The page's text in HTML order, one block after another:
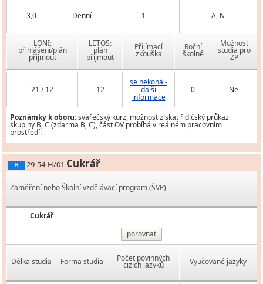
3,0 Denní 1 A, N
LONI:
přihlášení/plán
přijmout
LETOS:
plán
přijmout
Přijímací
zkouška
Roční
školné
Možnost
studia pro
ZP
21 / 12 12
se nekoná -
další
informace
0 Ne
Poznámky k oboru:svářečský kurz, možnost získat řidičský průkaz
skupiny B, C (zdarma B, C), část OV probíhá v reálném pracovním
prostředí.
H 29-54-H/01 Cukrář
Zaměření nebo Školní vzdělávací program (ŠVP)
Cukrář
porovnat
Délka studia Forma studia Počet povinných
cizích jazyků Vyučované jazyky